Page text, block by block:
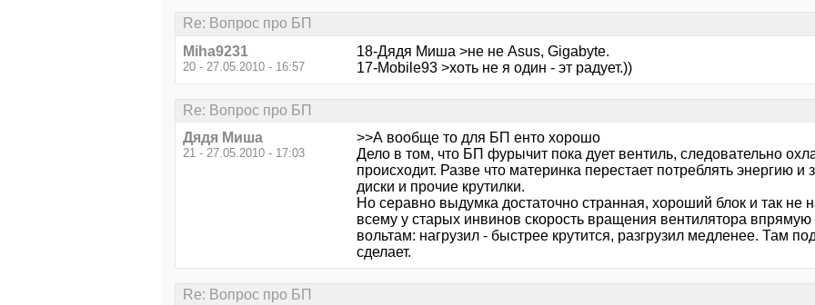
Re: Вопрос про БП
Miha9231
20 - 27.05.2010 - 16:57
18-Дядя Миша >не не Asus, Gigabyte.
17-Mobile93 >хоть не я один - эт радует.))
Re: Вопрос про БП
Дядя Миша
21 - 27.05.2010 - 17:03
>>А вообще то для БП енто хорошо
Дело в том, что БП фурычит пока дует вентиль, следовательно
происходит. Разве что материнка перестает потреблять энергию
диски и прочие крутилки.
Но серавно выдумка достаточно странная, хороший блок и так не
всему у старых инвинов скорость вращения вентилятора впрямую
вольтам: нагрузил - быстрее крутится, разгрузил медленее. Там
сделает.
Re: Вопрос про БП